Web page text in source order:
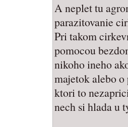
A neplet tu
parazitovanie
Pri takom
pomocou
nikoho ineho
majetok alebo
ktori to
nech si hlada u